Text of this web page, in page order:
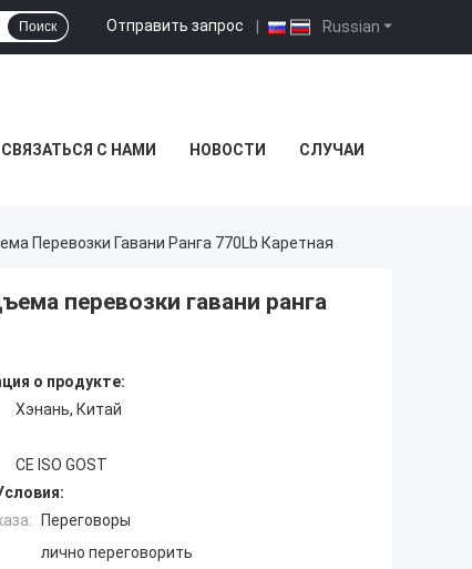
Russian
Отправить запрос |
Поиск
СВЯЗАТЬСЯ С НАМИ НОВОСТИ СЛУЧАИ
Перевозки Гавани Ранга 770Lb Каретная
перевозки гавани ранга
о продукте:
Хэнань, Китай
CE ISO GOST
Переговоры
лично переговорить